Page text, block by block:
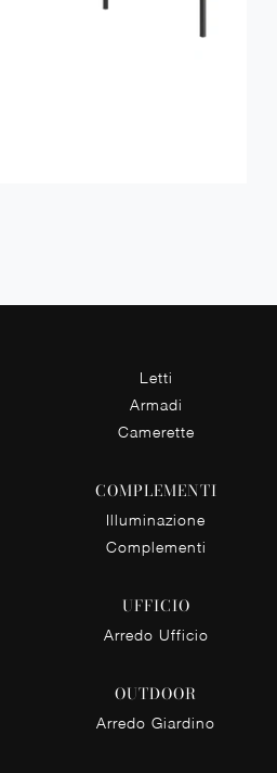
Letti
Armadi
Camerette
COMPLEMENTI
Illuminazione
Complementi
UFFICIO
Arredo Ufficio
OUTDOOR
Arredo Giardino